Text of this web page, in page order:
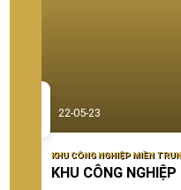
22-05-23
KHU CÔNG NGHIỆP MIỀN
KHU CÔNG